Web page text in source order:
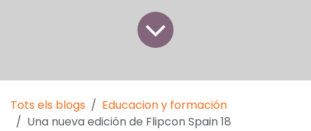
Tots els blogs
Educacion y formación
Una nueva edición de Flipcon Spain 18